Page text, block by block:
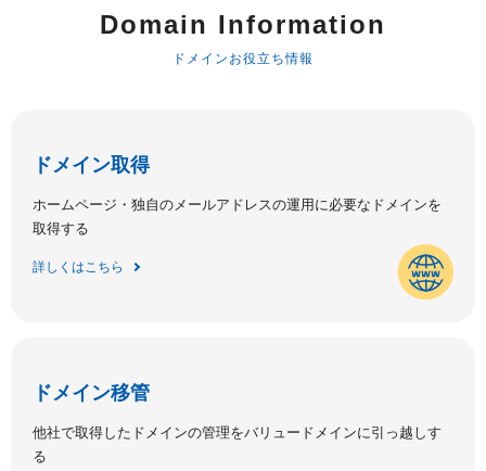
Domain Information
ドメインお役立ち情報
ドメイン取得
ホームページ・独自のメールアドレスの運用に必要なドメインを
取得する
詳しくはこちら
ドメイン移管
他社で取得したドメインの管理をバリュードメインに引っ越しす
る